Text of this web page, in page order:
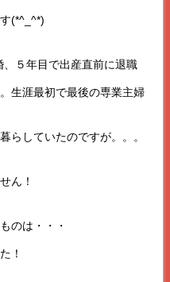
(*^_^*)
５年目で出産直前に退職
生涯最初で最後の専業主婦
らしていたのですが。。。
ん！
のは・・・
！